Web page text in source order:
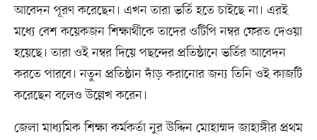
আবেদন পূরণ করেছেন। এখন তারা ভর্তি হতে চাইছে না। এরই
মধ্যে বেশ কয়েকজন শিক্ষার্থীকে তাদের ওটিপি নম্বর ফেরত দেওয়া
হয়েছে। তারা ওই নম্বর দিয়ে পছন্দের প্রতিষ্ঠানে ভর্তির আবেদন
করতে পারবে। নতুন প্রতিষ্ঠান দাঁড় করানোর জন্য তিনি ওই কাজটি
করেছেন বলেও উল্লেখ করেন।
জেলা মাধ্যমিক শিক্ষা কর্মকর্তা নুর উদ্দিন মোহাম্মদ জাহাঙ্গীর প্রথম